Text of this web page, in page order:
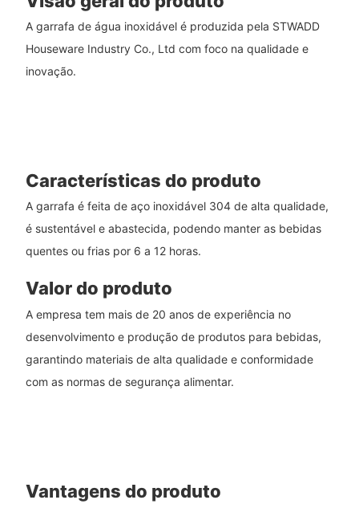
A garrafa de água inoxidável é produzida pela STWADD
Houseware Industry Co., Ltd com foco na qualidade e
inovação.
Características do produto
A garrafa é feita de aço inoxidável 304 de alta qualidade,
é sustentável e abastecida, podendo manter as bebidas
quentes ou frias por 6 a 12 horas.
Valor do produto
A empresa tem mais de 20 anos de experiência no
desenvolvimento e produção de produtos para bebidas,
garantindo materiais de alta qualidade e conformidade
com as normas de segurança alimentar.
Vantagens do produto